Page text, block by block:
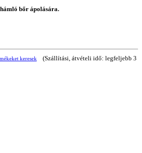
bőr ápolására.
keresek
(Szállítási, átvételi idő: legfeljebb 3